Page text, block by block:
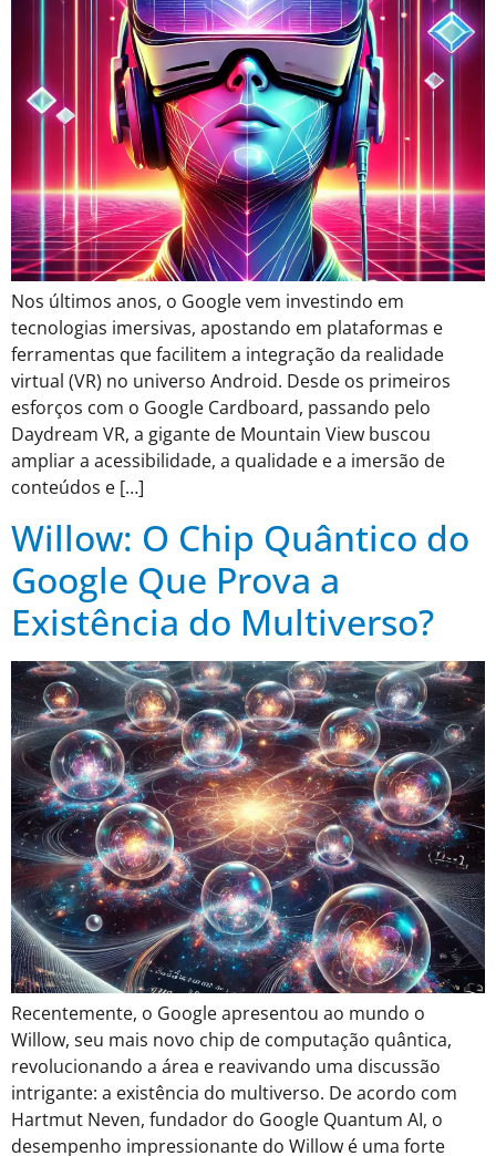
Nos últimos anos, o Google vem investindo em
tecnologias imersivas, apostando em plataformas e
ferramentas que facilitem a integração da realidade
virtual (VR) no universo Android. Desde os primeiros
esforços com o Google Cardboard, passando pelo
Daydream VR, a gigante de Mountain View buscou
ampliar a acessibilidade, a qualidade e a imersão de
conteúdos e […]
Willow: O Chip Quântico do
Google Que Prova a
Existência do Multiverso?
Recentemente, o Google apresentou ao mundo o
Willow, seu mais novo chip de computação quântica,
revolucionando a área e reavivando uma discussão
intrigante: a existência do multiverso. De acordo com
Hartmut Neven, fundador do Google Quantum AI, o
desempenho impressionante do Willow é uma forte